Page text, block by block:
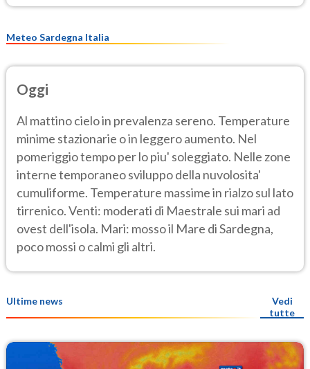
Meteo Sardegna Italia
Oggi
Al mattino cielo in prevalenza sereno. Temperature
minime stazionarie o in leggero aumento. Nel
pomeriggio tempo per lo piu' soleggiato. Nelle zone
interne temporaneo sviluppo della nuvolosita'
cumuliforme. Temperature massime in rialzo sul lato
tirrenico. Venti: moderati di Maestrale sui mari ad
ovest dell'isola. Mari: mosso il Mare di Sardegna,
poco mossi o calmi gli altri.
Ultime news
Vedi
tutte